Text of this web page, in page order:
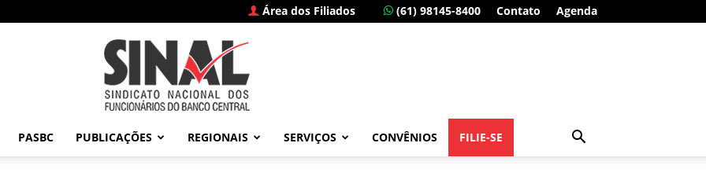
Área dos Filiados (61) 98145-8400 Contato Agenda
PASBC PUBLICAÇÕES REGIONAIS SERVIÇOS CONVÊNIOS FILIE-SE